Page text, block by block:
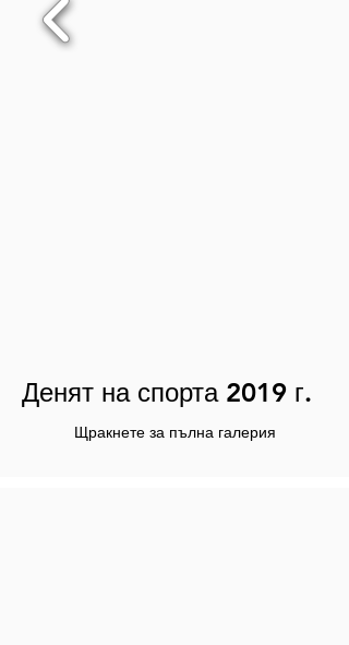
Денят на спорта 2019 г.
Щракнете за пълна галерия